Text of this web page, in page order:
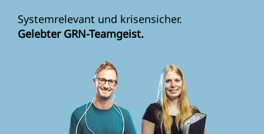
Systemrelevant und krisensicher.
Gelebter GRN-Teamgeist.